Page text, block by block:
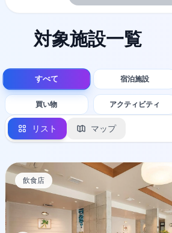
対象施設一覧
すべて 宿泊施設
買い物 アクティビティ
リスト マップ
飲食店